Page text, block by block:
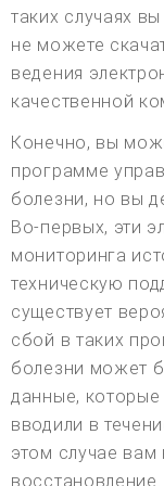
таких случаях
не можете
ведения
качественной
Конечно, вы
программе
болезни, но вы
Во-первых, эти
мониторинга
техническую
существует
сбой в таких
болезни может
данные,
вводили в
этом случае вам